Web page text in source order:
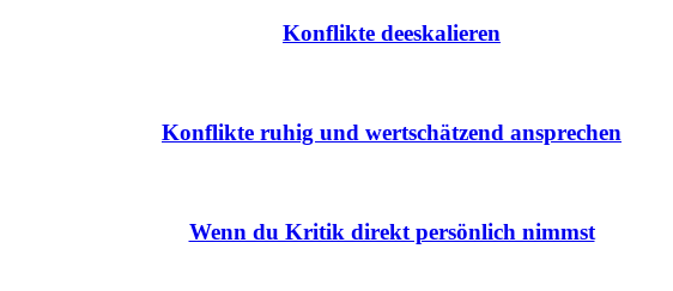
Konflikte deeskalieren
Konflikte ruhig und wertschätzend ansprechen
Wenn du Kritik direkt persönlich nimmst